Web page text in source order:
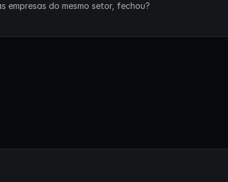
empresas do mesmo setor, fechou?